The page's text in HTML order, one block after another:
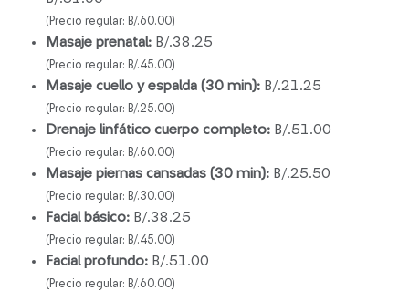
(Precio regular: B/.60.00)
Masaje prenatal: B/.38.25
(Precio regular: B/.45.00)
Masaje cuello y espalda (30 min): B/.21.25
(Precio regular: B/.25.00)
Drenaje linfático cuerpo completo: B/.51.00
(Precio regular: B/.60.00)
Masaje piernas cansadas (30 min): B/.25.50
(Precio regular: B/.30.00)
Facial básico: B/.38.25
(Precio regular: B/.45.00)
Facial profundo: B/.51.00
(Precio regular: B/.60.00)